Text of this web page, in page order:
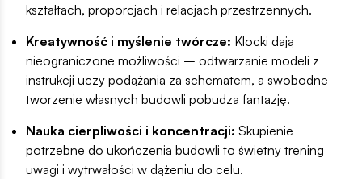
kształtach, proporcjach i relacjach przestrzennych.
Kreatywność i myślenie twórcze: Klocki dają
nieograniczone możliwości – odtwarzanie modeli z
instrukcji uczy podążania za schematem, a swobodne
tworzenie własnych budowli pobudza fantazję.
Nauka cierpliwości i koncentracji: Skupienie
potrzebne do ukończenia budowli to świetny trening
uwagi i wytrwałości w dążeniu do celu.